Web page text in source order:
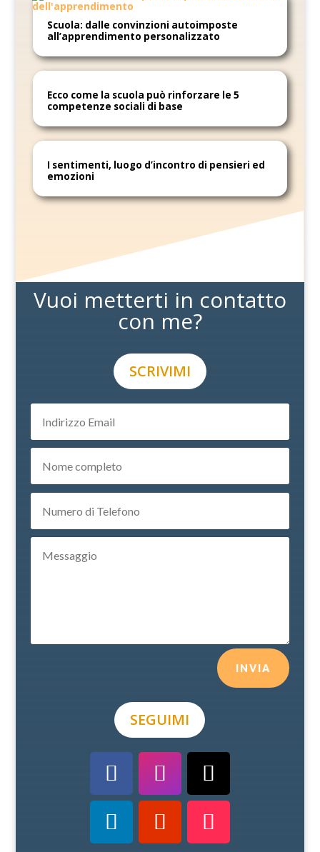
Scuola: dalle convinzioni autoimposte
all’apprendimento personalizzato
Ecco come la scuola può rinforzare le 5
competenze sociali di base
I sentimenti, luogo d’incontro di pensieri ed
emozioni
Vuoi metterti in contatto
con me?
SCRIVIMI
INVIA
SEGUIMI